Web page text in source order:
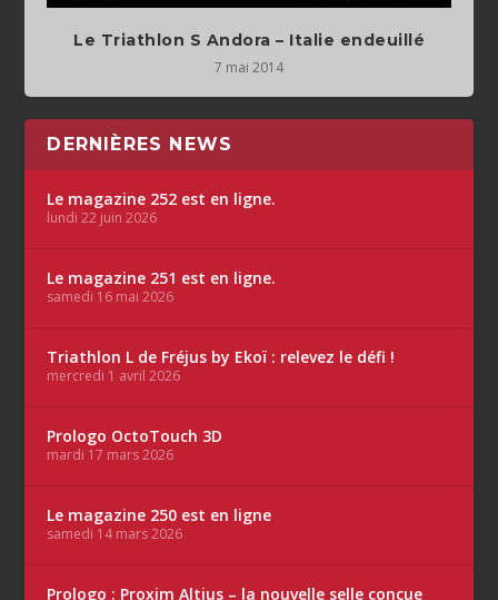
Le Triathlon S Andora – Italie endeuillé
7 mai 2014
DERNIÈRES NEWS
Le magazine 252 est en ligne.
lundi 22 juin 2026
Le magazine 251 est en ligne.
samedi 16 mai 2026
Triathlon L de Fréjus by Ekoï : relevez le défi !
mercredi 1 avril 2026
Prologo OctoTouch 3D
mardi 17 mars 2026
Le magazine 250 est en ligne
samedi 14 mars 2026
Prologo : Proxim Altius – la nouvelle selle conçue